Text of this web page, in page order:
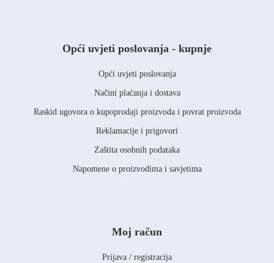
Opći uvjeti poslovanja - kupnje
Opći uvjeti poslovanja
Načini plaćanja i dostava
Raskid ugovora o kupoprodaji proizvoda i povrat proizvoda
Reklamacije i prigovori
Zaštita osobnih podataka
Napomene o proizvodima i savjetima
Moj račun
Prijava / registracija